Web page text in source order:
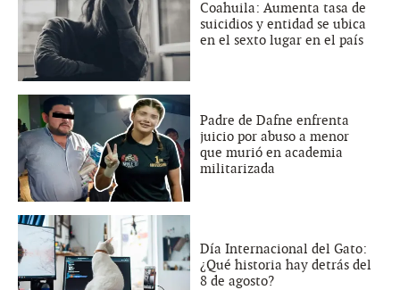
Coahuila: Aumenta tasa de
suicidios y entidad se ubica
en el sexto lugar en el país
Padre de Dafne enfrenta
juicio por abuso a menor
que murió en academia
militarizada
Día Internacional del Gato:
¿Qué historia hay detrás del
8 de agosto?